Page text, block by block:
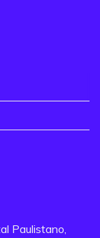
Paulistano,